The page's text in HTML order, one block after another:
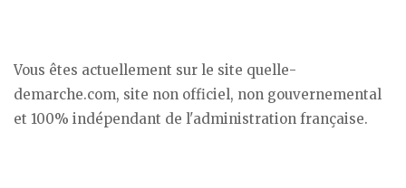
Vous êtes actuellement sur le site quelle-
demarche.com, site non officiel, non gouvernemental
et 100% indépendant de l'administration française.